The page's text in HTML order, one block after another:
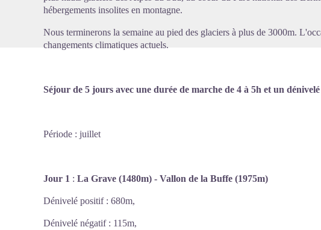
hébergements insolites en montagne.
Nous terminerons la semaine au pied des glaciers à plus de 3000m.
changements climatiques actuels.
Séjour de 5 jours avec une durée de marche de 4 à 5h et un
Période : juillet
Jour 1 : La Grave (1480m) - Vallon de la Buffe (1975m)
Dénivelé positif : 680m,
Dénivelé négatif : 115m,